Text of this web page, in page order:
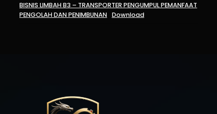
BISNIS LIMBAH B3 – TRANSPORTER PENGUMPUL PEMANFAAT
PENGOLAH DAN PENIMBUNAN Download